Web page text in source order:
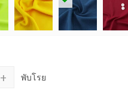
+ พับโรย